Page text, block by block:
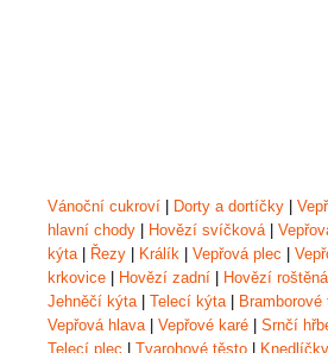
Vánoční cukroví Dorty a dortíčky
hlavní chody
Hovězí svíčková|
kýta| Řezy Králík Vepřová plec
krkovice
Hovězí zadní Hovězí roštěná
Jehněčí kýta| Telecí kýta| Bramborové
Vepřová hlava| Vepřové karé Srnčí
Telecí plec
Tvarohové těsto